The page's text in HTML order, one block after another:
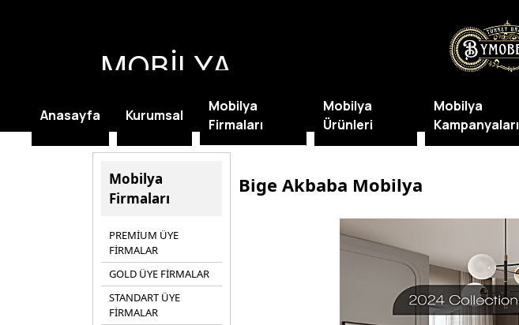
Mobilya
Firmaları
PREMİUM ÜYE
FİRMALAR
GOLD ÜYE FİRMALAR
STANDART ÜYE
FİRMALAR
Bige Akbaba Mobilya
MOBİLYA
KAMPANYALARI
Anasayfa Kurumsal
Mobilya
Firmaları
Mobilya
Ürünleri
Mobilya
Kampanyaları